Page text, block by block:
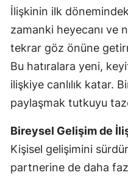
İlişkinin ilk
zamanki heyecanı ve
tekrar göz önüne
Bu hatıralara yeni,
ilişkiye canlılık katar.
paylaşmak tutkuyu
Bireysel Gelişim de
Kişisel gelişimini
partnerine de daha